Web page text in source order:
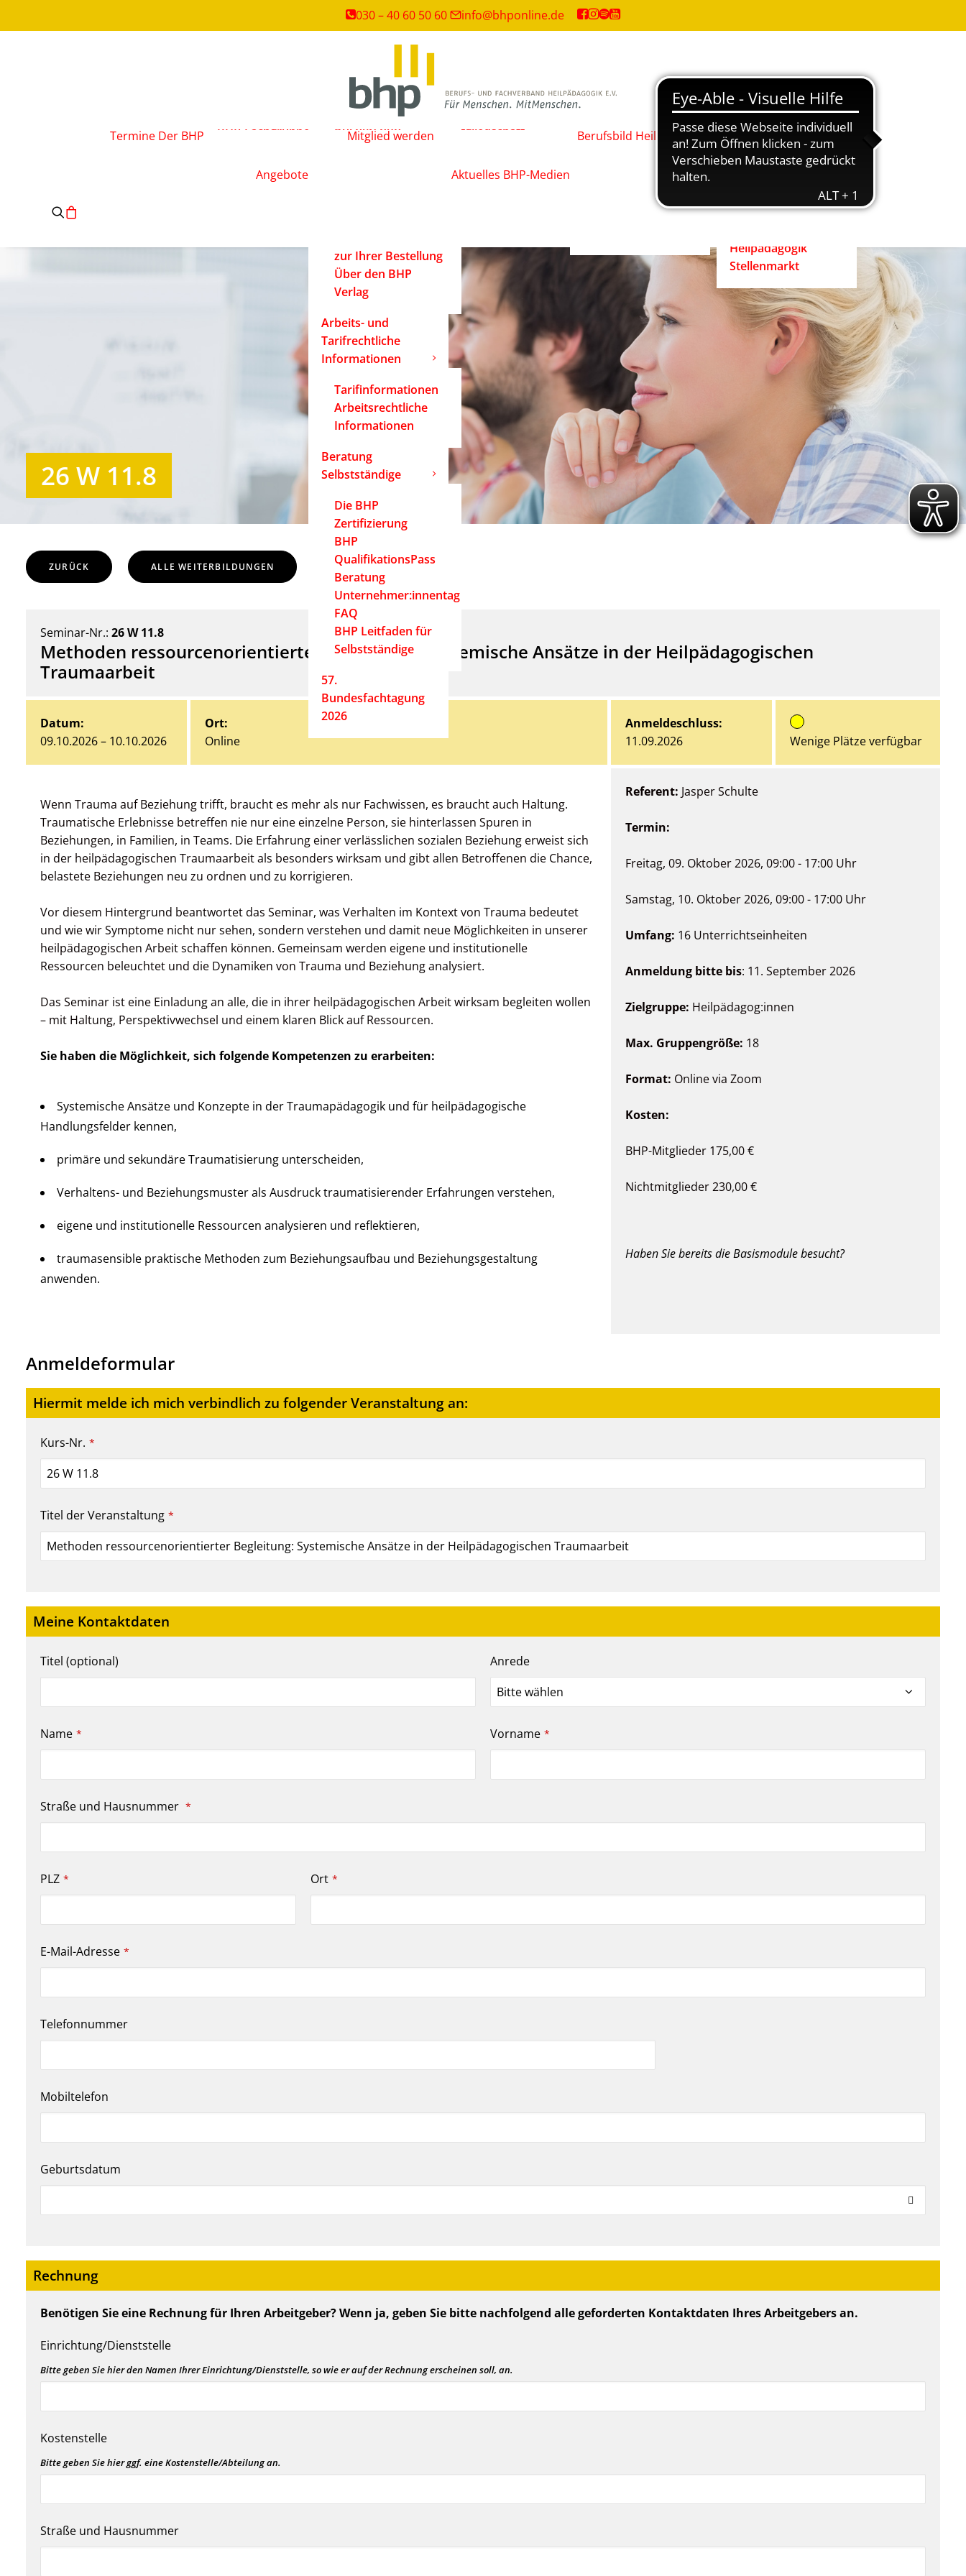
030 – 40 60 50 60 info@bhponline.de
Termine Der BHP
BHP-Fachgruppen
Leitsätze des BHP
Satzung des BHP
Mitglied werden
Mitgliedschaft
Änderungsmitteilung
Berufsbild Heilpädagog:in
Was ist
BHP-Berufsbild
Heilpädagog:in
Arbeitshilfen und
Positionspapiere
heilpädagogische
Anbieter
Heilpädagogik
Stellenmarkt
Angebote
Weiterbildungen
Angebot für
Ausbildungsstätten
Fachliteratur
Büchershop
zur Ihrer Bestellung
Über den BHP
Verlag
Arbeits- und
Tarifrechtliche
Informationen
Tarifinformationen
Arbeitsrechtliche
Informationen
Beratung
Selbstständige
Die BHP
Zertifizierung
BHP
QualifikationsPass
Beratung
Unternehmer:innentag
FAQ
BHP Leitfaden für
Selbstständige
57.
Bundesfachtagung
2026
Aktuelles BHP-Medien
Fachzeitschrift
Barrierefreiheit ist
26 W 11.8
ZURÜCK ALLE WEITERBILDUNGEN
Seminar-Nr.: 26 W 11.8
Methoden ressourcenorientierter Begleitung: Systemische Ansätze in der Heilpädagogischen
Traumaarbeit
Datum:
09.10.2026 – 10.10.2026
Ort:
Online
Anmeldeschluss:
11.09.2026
Wenige Plätze verfügbar
Wenn Trauma auf Beziehung trifft, braucht es mehr als nur Fachwissen, es braucht auch Haltung.
Traumatische Erlebnisse betreffen nie nur eine einzelne Person, sie hinterlassen Spuren in
Beziehungen, in Familien, in Teams. Die Erfahrung einer verlässlichen sozialen Beziehung erweist sich
in der heilpädagogischen Traumaarbeit als besonders wirksam und gibt allen Betroffenen die Chance,
belastete Beziehungen neu zu ordnen und zu korrigieren.
Vor diesem Hintergrund beantwortet das Seminar, was Verhalten im Kontext von Trauma bedeutet
und wie wir Symptome nicht nur sehen, sondern verstehen und damit neue Möglichkeiten in unserer
heilpädagogischen Arbeit schaffen können. Gemeinsam werden eigene und institutionelle
Ressourcen beleuchtet und die Dynamiken von Trauma und Beziehung analysiert.
Das Seminar ist eine Einladung an alle, die in ihrer heilpädagogischen Arbeit wirksam begleiten wollen
– mit Haltung, Perspektivwechsel und einem klaren Blick auf Ressourcen.
Sie haben die Möglichkeit, sich folgende Kompetenzen zu erarbeiten:
Systemische Ansätze und Konzepte in der Traumapädagogik und für heilpädagogische
Handlungsfelder kennen,
primäre und sekundäre Traumatisierung unterscheiden,
Verhaltens- und Beziehungsmuster als Ausdruck traumatisierender Erfahrungen verstehen,
eigene und institutionelle Ressourcen analysieren und reflektieren,
traumasensible praktische Methoden zum Beziehungsaufbau und Beziehungsgestaltung
anwenden.
Referent: Jasper Schulte
Termin:
Freitag, 09. Oktober 2026, 09:00 - 17:00 Uhr
Samstag, 10. Oktober 2026, 09:00 - 17:00 Uhr
Umfang: 16 Unterrichtseinheiten
Anmeldung bitte bis: 11. September 2026
Zielgruppe: Heilpädagog:innen
Max. Gruppengröße: 18
Format: Online via Zoom
Kosten:
BHP-Mitglieder 175,00 €
Nichtmitglieder 230,00 €
Haben Sie bereits die Basismodule besucht?
Anmeldeformular
Hiermit melde ich mich verbindlich zu folgender Veranstaltung an:
Kurs-Nr. *
Titel der Veranstaltung *
Meine Kontaktdaten
Titel (optional) Anrede
Name * Vorname *
Straße und Hausnummer *
PLZ * Ort *
E-Mail-Adresse *
Telefonnummer
Mobiltelefon
Geburtsdatum
Rechnung
Benötigen Sie eine Rechnung für Ihren Arbeitgeber? Wenn ja, geben Sie bitte nachfolgend alle geforderten Kontaktdaten Ihres Arbeitgebers an.
Einrichtung/Dienststelle
Bitte geben Sie hier den Namen Ihrer Einrichtung/Dienststelle, so wie er auf der Rechnung erscheinen soll, an.
Kostenstelle
Bitte geben Sie hier ggf. eine Kostenstelle/Abteilung an.
Straße und Hausnummer